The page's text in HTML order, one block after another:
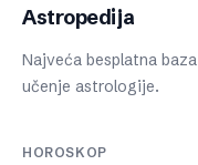
Astropedija
Najveća besplatna
učenje astrologije.
HOROSKOP